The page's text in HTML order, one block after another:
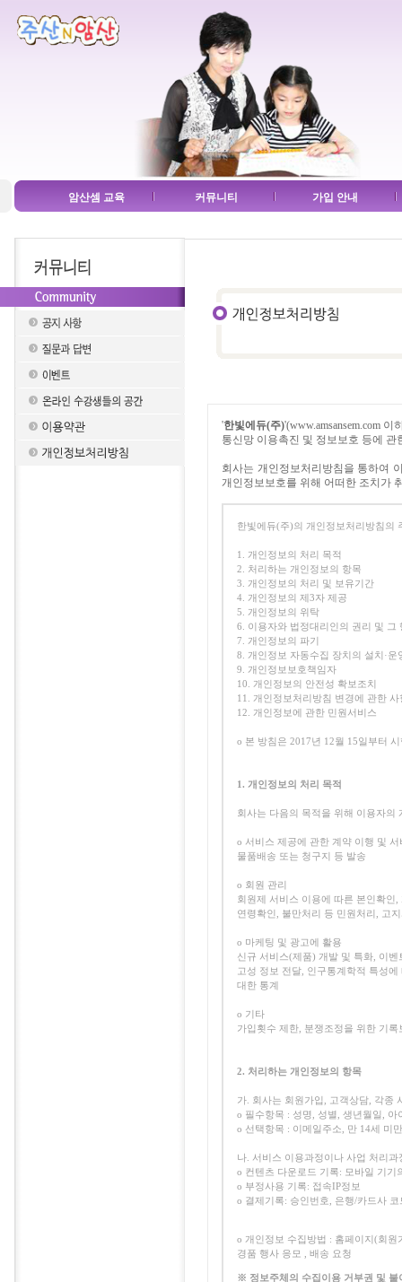
암산셈 교육 커뮤니티 가입 안내
'한빛에듀(주)'(www.amsansem.com
통신망 이용촉진 및 정보보호 등에
회사는 개인정보처리방침을 통하여
개인정보보호를 위해 어떠한 조치가
한빛에듀(주)의 개인정보처리방침의
1. 개인정보의 처리 목적
2. 처리하는 개인정보의 항목
3. 개인정보의 처리 및 보유기간
4. 개인정보의 제3자 제공
5. 개인정보의 위탁
6. 이용자와 법정대리인의 권리 및 그
7. 개인정보의 파기
8. 개인정보 자동수집 장치의 설치·
9. 개인정보보호책임자
10. 개인정보의 안전성 확보조치
11. 개인정보처리방침 변경에 관한 사
12. 개인정보에 관한 민원서비스
ο 본 방침은 2017년 12월 15일부터
1. 개인정보의 처리 목적
회사는 다음의 목적을 위해 이용자의
ο 서비스 제공에 관한 계약 이행 및
물품배송 또는 청구지 등 발송
ο 회원 관리
회원제 서비스 이용에 따른 본인확인
연령확인, 불만처리 등 민원처리, 고
ο 마케팅 및 광고에 활용
신규 서비스(제품) 개발 및 특화, 이
고성 정보 전달, 인구통계학적 특성
대한 통계
ο 기타
가입횟수 제한, 분쟁조정을 위한 기
2. 처리하는 개인정보의 항목
가. 회사는 회원가입, 고객상담, 각종
ο 필수항목 : 성명, 성별, 생년월일,
ο 선택항목 : 이메일주소, 만 14세 미
나. 서비스 이용과정이나 사업 처리
ο 컨텐츠 다운로드 기록: 모바일 기기
ο 부정사용 기록: 접속IP정보
ο 결제기록: 승인번호, 은행/카드사 코
ο 개인정보 수집방법 : 홈페이지(회
경품 행사 응모 , 배송 요청
※ 정보주체의 수집이용 거부권 및 불